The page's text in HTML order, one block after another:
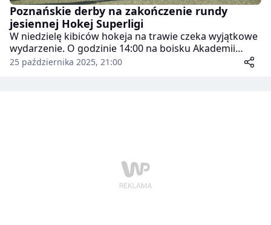
Poznańskie derby na zakończenie rundy
jesiennej Hokej Superligi
W niedzielę kibiców hokeja na trawie czeka wyjątkowe
wydarzenie. O godzinie 14:00 na boisku Akademii
Wychowania Fizycznego w Poznaniu zmierzą się dwa
25 października 2025, 21:00